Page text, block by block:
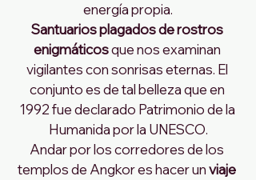
energía propia.
Santuarios plagados de rostros
enigmáticos que nos examinan
vigilantes con sonrisas eternas. El
conjunto es de tal belleza que en
1992 fue declarado Patrimonio de la
Humanida por la UNESCO.
Andar por los corredores de los
templos de Angkor es hacer un viaje